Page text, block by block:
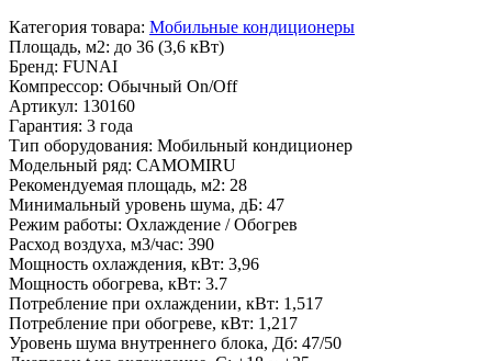
Категория товара: Мобильные кондиционеры
Площадь, м2: до 36 (3,6 кВт)
Бренд: FUNAI
Компрессор: Обычный On/Off
Артикул: 130160
Гарантия: 3 года
Тип оборудования: Мобильный кондиционер
Модельный ряд: CAMOMIRU
Рекомендуемая площадь, м2: 28
Минимальный уровень шума, дБ: 47
Режим работы: Охлаждение / Обогрев
Расход воздуха, м3/час: 390
Мощность охлаждения, кВт: 3,96
Мощность обогрева, кВт: 3.7
Потребление при охлаждении, кВт: 1,517
Потребление при обогреве, кВт: 1,217
Уровень шума внутреннего блока, Дб: 47/50